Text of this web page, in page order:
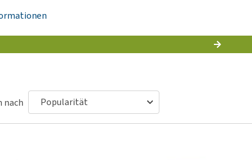
Training
Halter
Alles ansehen
nach